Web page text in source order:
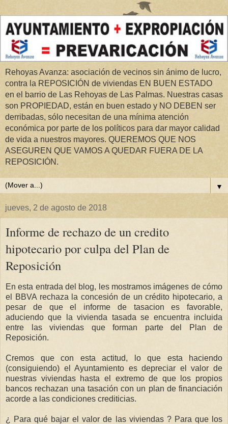
Rehoyas Avanza: asociación de vecinos sin ánimo de lucro,
contra la REPOSICIÓN de viviendas EN BUEN ESTADO
en el barrio de Las Rehoyas de Las Palmas. Nuestras casas
son PROPIEDAD, están en buen estado y NO DEBEN ser
derribadas, sólo necesitan de una mínima atención
económica por parte de los políticos para dar mayor calidad
de vida a nuestros mayores. QUEREMOS QUE NOS
ASEGUREN QUE VAMOS A QUEDAR FUERA DE LA
REPOSICIÓN.
▼
jueves, 2 de agosto de 2018
Informe de rechazo de un credito
hipotecario por culpa del Plan de
Reposición
En esta entrada del blog, les mostramos imágenes de cómo
el BBVA rechaza la concesión de un crédito hipotecario, a
pesar de que el informe de tasacion es favorable,
aduciendo que la vivienda tasada se encuentra incluida
entre las viviendas que forman parte del Plan de
Reposición.
Cremos que con esta actitud, lo que esta haciendo
(consiguiendo) el Ayuntamiento es depreciar el valor de
nuestras viviendas hasta el extremo de que los propios
bancos rechazan una tasación con un plan de financiación
acorde a las condiciones crediticias.
¿ Para qué bajar el valor de las viviendas ? Para que los